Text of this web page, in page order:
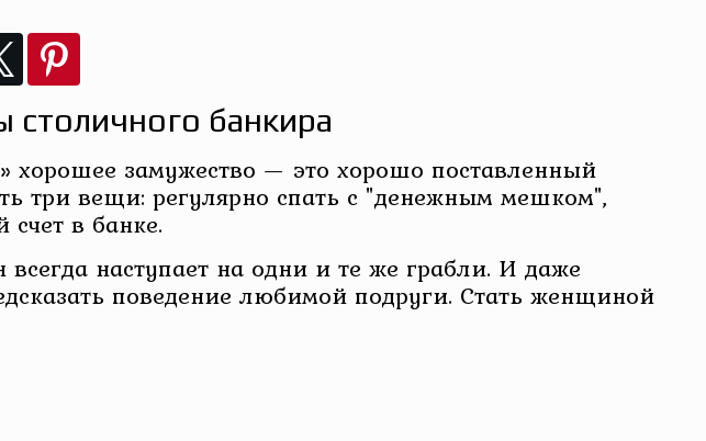
банкира
замужество — это хорошо поставленный
три вещи: регулярно спать с "денежным мешком",
в банке.
наступает на одни и те же грабли. И даже
поведение любимой подруги. Стать женщиной